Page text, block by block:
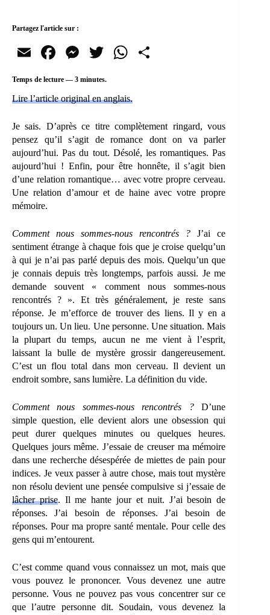
Partagez l'article sur :
E
m
ail
Fa
bo
ok
M
es
se
ng
er
T
tte
r
W
A
pp
Temps de lecture — 3 minutes.
Lire l’article original en anglais.
Je sais. D’après ce titre complètement ringard, vous
pensez qu’il s’agit de romance dont on va parler
aujourd’hui. Pas du tout. Désolé, les romantiques. Pas
aujourd’hui ! Enfin, pour être honnête, il s’agit bien
d’une relation romantique… avec votre propre cerveau.
Une relation d’amour et de haine avec votre propre
mémoire.
Comment nous sommes-nous rencontrés ? J’ai ce
sentiment étrange à chaque fois que je croise quelqu’un
à qui je n’ai pas parlé depuis des mois. Quelqu’un que
je connais depuis très longtemps, parfois aussi. Je me
demande souvent « comment nous sommes-nous
rencontrés ? ». Et très généralement, je reste sans
réponse. Je m’efforce de trouver des liens. Il y en a
toujours un. Un lieu. Une personne. Une situation. Mais
la plupart du temps, aucun ne me vient à l’esprit,
laissant la bulle de mystère grossir dangereusement.
C’est un flou total dans mon cerveau. Il devient un
endroit sombre, sans lumière. La définition du vide.
Comment nous sommes-nous rencontrés ?D’une
simple question, elle devient alors une obsession qui
peut durer quelques minutes ou quelques heures.
Quelques jours même. J’essaie de creuser ma mémoire
dans une recherche désespérée de miettes de pain pour
indices. Je veux passer à autre chose, mais tout mystère
non résolu devient une pensée compulsive si j’essaie de
lâcher prise. Il me hante jour et nuit. J’ai besoin de
réponses. J’ai besoin de réponses. J’ai besoin de
réponses. Pour ma propre santé mentale. Pour celle des
gens qui m’entourent.
C’est comme quand vous connaissez un mot, mais que
vous pouvez le prononcer. Vous devenez une autre
personne. Vous ne pouvez pas vous concentrer sur ce
que l’autre personne dit. Soudain, vous devenez la